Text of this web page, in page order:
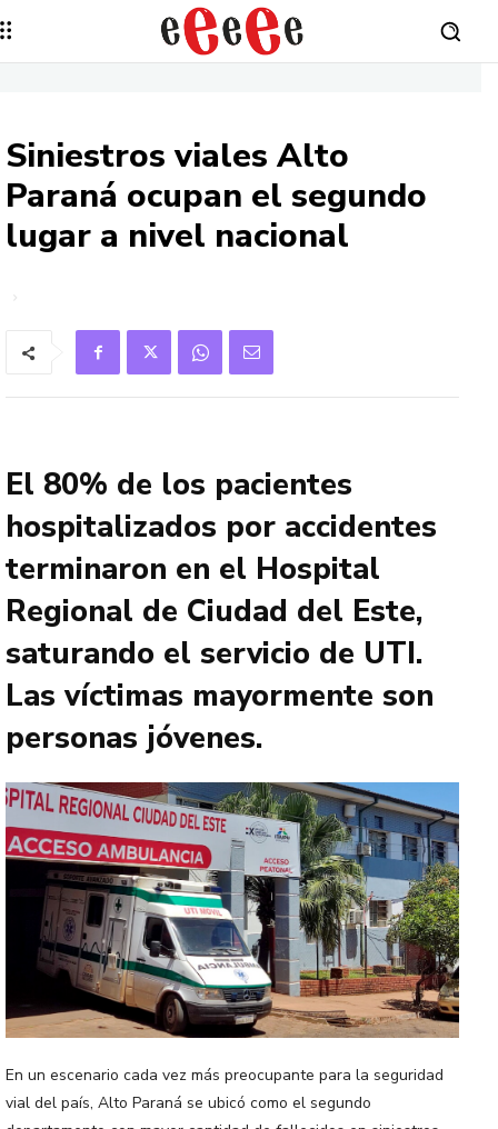
Siniestros viales Alto
Paraná ocupan el segundo
lugar a nivel nacional
El 80% de los pacientes
hospitalizados por accidentes
terminaron en el Hospital
Regional de Ciudad del Este,
saturando el servicio de UTI.
Las víctimas mayormente son
personas jóvenes.
En un escenario cada vez más preocupante para la seguridad
vial del país, Alto Paraná se ubicó como el segundo